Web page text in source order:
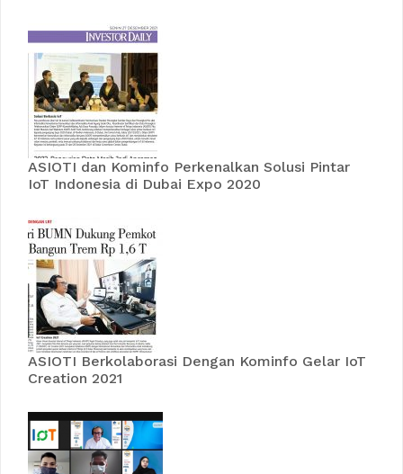
ASIOTI dan Kominfo Perkenalkan Solusi Pintar
IoT Indonesia di Dubai Expo 2020
ASIOTI Berkolaborasi Dengan Kominfo Gelar IoT
Creation 2021